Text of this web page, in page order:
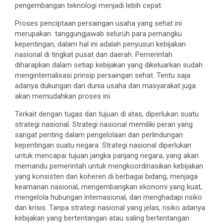
pengembangan teknologi menjadi lebih cepat.
Proses penciptaan persaingan usaha yang sehat ini
merupakan tanggungjawab seluruh para pemangku
kepentingan, dalam hal ini adalah penyusun kebijakan
nasional di tingkat pusat dan daerah. Pemerintah
diharapkan dalam setiap kebijakan yang dikeluarkan sudah
menginternalisasi prinsip persaingan sehat. Tentu saja
adanya dukungan dari dunia usaha dan masyarakat juga
akan memudahkan proses ini.
Terkait dengan tugas dan tujuan di atas, diperlukan suatu
strategi nasional. Strategi nasional memiliki peran yang
sangat penting dalam pengelolaan dan perlindungan
kepentingan suatu negara. Strategi nasional diperlukan
untuk mencapai tujuan jangka panjang negara, yang akan
memandu pemerintah untuk mengkoordinasikan kebijakan
yang konsisten dan koheren di berbagai bidang, menjaga
keamanan nasional, mengembangkan ekonomi yang kuat,
mengelola hubungan internasional, dan menghadapi risiko
dan krisis. Tanpa strategi nasional yang jelas, risiko adanya
kebijakan yang bertentangan atau saling bertentangan